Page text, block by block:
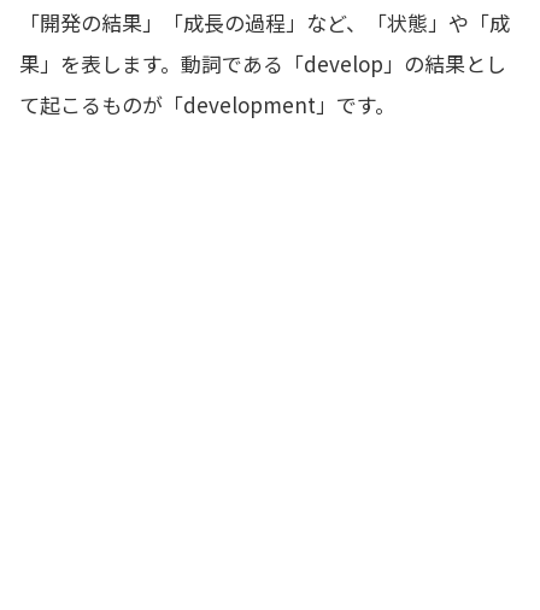
「開発の結果」「成長の過程」など、「状態」や「成
果」を表します。動詞である「develop」の結果とし
て起こるものが「development」です。